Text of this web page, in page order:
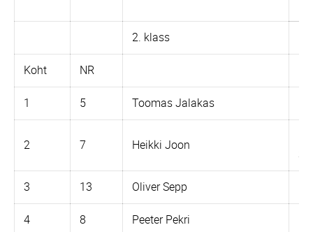
2. klass
Koht NR
1 5 Toomas Jalakas
2 7 Heikki Joon
3 13 Oliver Sepp
4 8 Peeter Pekri